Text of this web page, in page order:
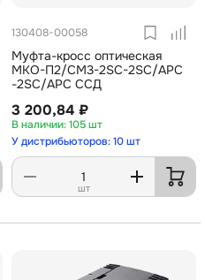
130408-00058
Муфта-кросс оптическая
МКО-П2/СМ3-2SC-2SC/APC
-2SC/APC ССД
3 200,84 ₽
105 шт
У дистрибьюторов: 10 шт
шт